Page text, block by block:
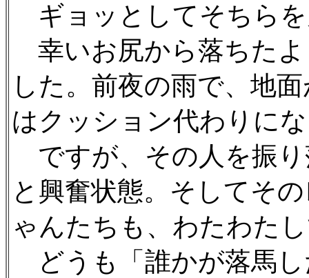
ギョッとしてそちら
幸いお尻から落ちた
した。前夜の雨で、地
はクッション代わりに
ですが、その人を振
と興奮状態。そしてそ
ゃんたちも、わたわた
どうも「誰かが落馬